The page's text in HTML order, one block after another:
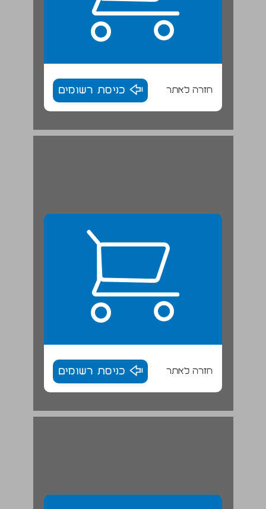
חזרה לאתר כניסת רשומים
חזרה לאתר כניסת רשומים
העיר כשדה פעולה ... 19